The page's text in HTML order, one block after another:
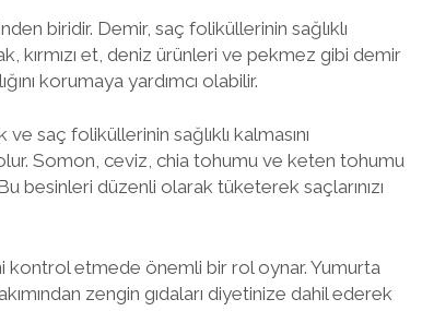
biridir. Demir, saç foliküllerinin sağlıklı
kırmızı et, deniz ürünleri ve pekmez gibi demir
korumaya yardımcı olabilir.
saç foliküllerinin sağlıklı kalmasını
Somon, ceviz, chia tohumu ve keten tohumu
besinleri düzenli olarak tüketerek saçlarınızı
kontrol etmede önemli bir rol oynar. Yumurta
zengin gıdaları diyetinize dahil ederek